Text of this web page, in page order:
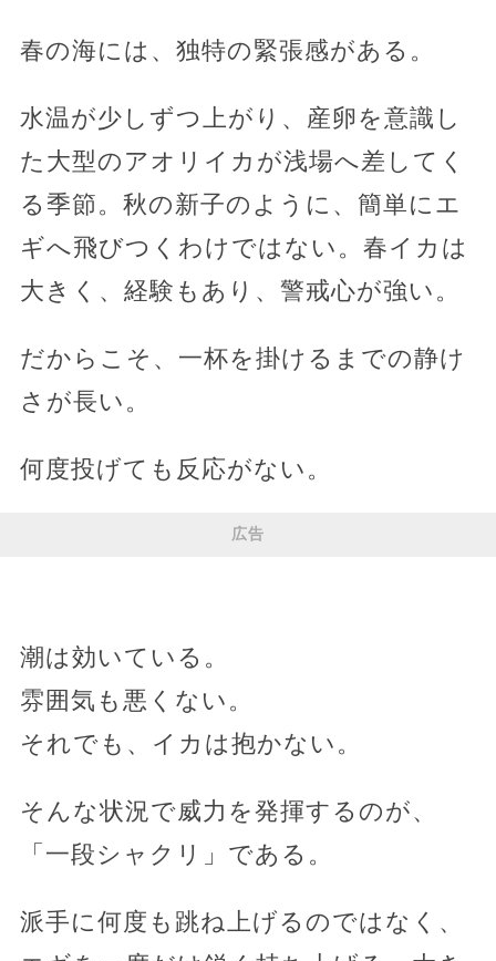
春の海には、独特の緊張感がある。
水温が少しずつ上がり、産卵を意識し
た大型のアオリイカが浅場へ差してく
る季節。秋の新子のように、簡単にエ
ギへ飛びつくわけではない。春イカは
大きく、経験もあり、警戒心が強い。
だからこそ、一杯を掛けるまでの静け
さが長い。
何度投げても反応がない。
広告
潮は効いている。
雰囲気も悪くない。
それでも、イカは抱かない。
そんな状況で威力を発揮するのが、
「一段シャクリ」である。
派手に何度も跳ね上げるのではなく、